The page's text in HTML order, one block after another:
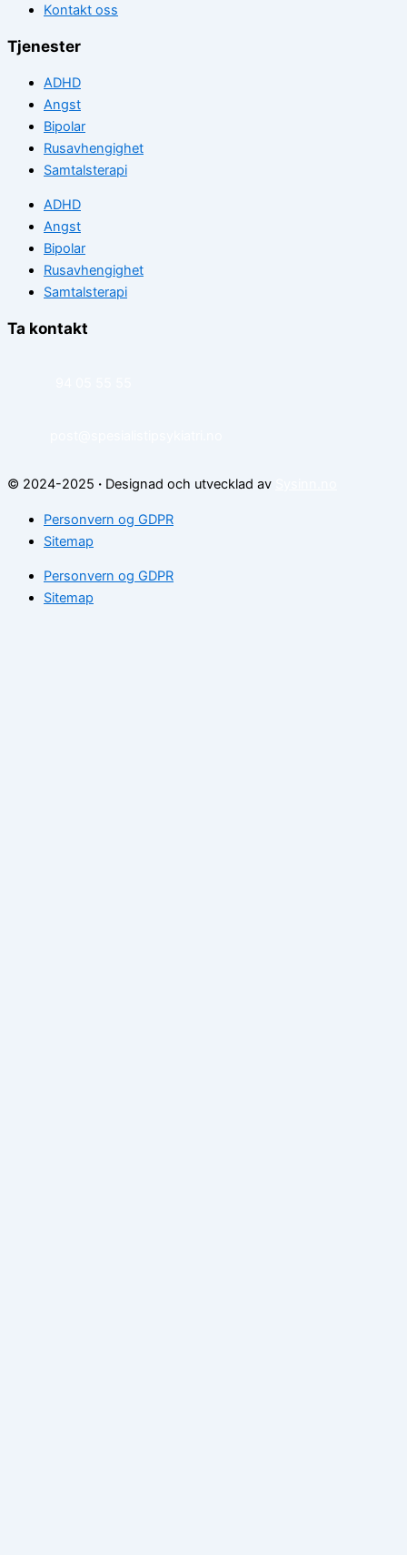
Kontakt oss
Tjenester
ADHD
Angst
Bipolar
Rusavhengighet
Samtalsterapi
ADHD
Angst
Bipolar
Rusavhengighet
Samtalsterapi
Ta kontakt
© 2024-2025 · Designad och utvecklad av
Personvern og GDPR
Sitemap
Personvern og GDPR
Sitemap